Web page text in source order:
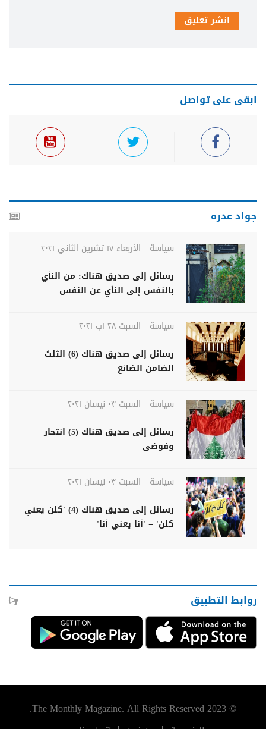
انشر تعليق
ابقى على تواصل
جواد عدره
سياسة
الأربعاء ١٧ تشرين الثاني ٢٠٢١
رسائل إلى صديق هناك: من النأي
بالنفس إلى النأي عن النفس
سياسة
السبت ٢٨ آب ٢٠٢١
رسائل إلى صديق هناك (6) الثلث
الضامن الضائع
سياسة
السبت ٠٣ نيسان ٢٠٢١
رسائل إلى صديق هناك (5) انتحار
وفوضى
سياسة
السبت ٠٣ نيسان ٢٠٢١
رسائل إلى صديق هناك (4) 'كلن يعني
كلن' = 'أنا يعني أنا'
روابط التطبيق
© 2023 The Monthly Magazine. All Rights Reserved.